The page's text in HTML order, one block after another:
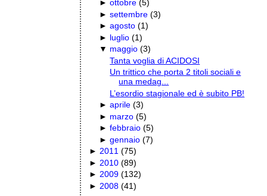
►ottobre (5)
►settembre (3)
►agosto (1)
► luglio (1)
▼ maggio (3)
Tanta voglia di ACIDOSI
Un trittico che porta 2 titoli sociali e
una medag...
L’esordio stagionale ed è subito PB!
►aprile (3)
► marzo (5)
►febbraio (5)
►gennaio (7)
►2011 (75)
► 2010 (89)
►2009 (132)
► 2008 (41)